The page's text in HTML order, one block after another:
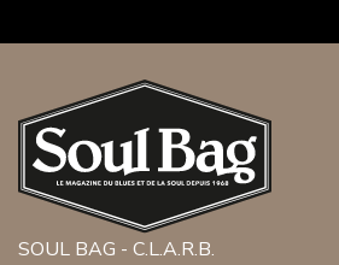
SOUL BAG - C.L.A.R.B.